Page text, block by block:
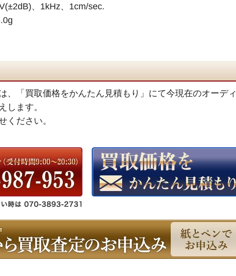
、1kHz、1cm/sec.
、「買取価格をかんたん見積もり」にて今現在のオーディ
します。
ください。